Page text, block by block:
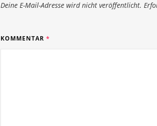
Deine E-Mail-Adresse wird nicht veröffentlicht.
KOMMENTAR *